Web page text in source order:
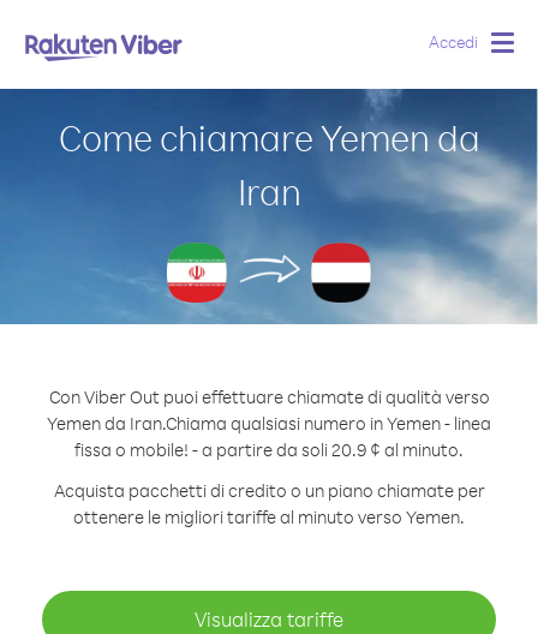
Accedi
Come chiamare Yemen da
Iran
Con Viber Out puoi effettuare chiamate di qualità verso
Yemen da Iran.Chiama qualsiasi numero in Yemen - linea
fissa o mobile! - a partire da soli 20.9 ¢ al minuto.
Acquista pacchetti di credito o un piano chiamate per
ottenere le migliori tariffe al minuto verso Yemen.
Visualizza tariffe